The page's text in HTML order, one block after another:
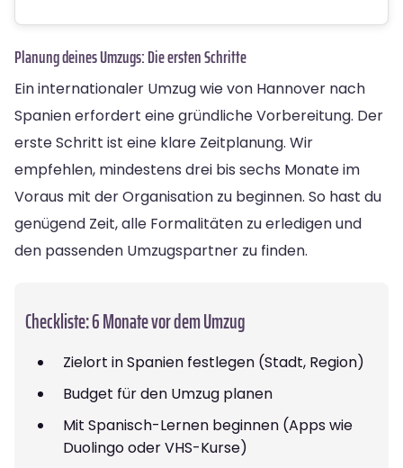
Planung deines Umzugs: Die ersten Schritte
Ein internationaler Umzug wie von Hannover nach
Spanien erfordert eine gründliche Vorbereitung. Der
erste Schritt ist eine klare Zeitplanung. Wir
empfehlen, mindestens drei bis sechs Monate im
Voraus mit der Organisation zu beginnen. So hast du
genügend Zeit, alle Formalitäten zu erledigen und
den passenden Umzugspartner zu finden.
Checkliste: 6 Monate vor dem Umzug
Zielort in Spanien festlegen (Stadt, Region)
Budget für den Umzug planen
Mit Spanisch-Lernen beginnen (Apps wie
Duolingo oder VHS-Kurse)